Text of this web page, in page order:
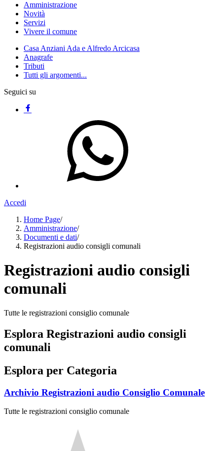
Amministrazione
Novità
Servizi
Vivere il comune
Casa Anziani Ada e Alfredo Arcicasa
Anagrafe
Tributi
Tutti gli argomenti...
Seguici su
Accedi
Home Page/
Amministrazione/
Documenti e dati/
Registrazioni audio consigli comunali
Registrazioni audio consigli
comunali
Tutte le registrazioni consiglio comunale
Esplora Registrazioni audio consigli
comunali
Esplora per Categoria
Archivio Registrazioni audio Consiglio Comunale
Tutte le registrazioni consiglio comunale